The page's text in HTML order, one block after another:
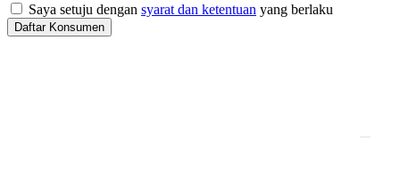
Saya setuju dengan syarat dan ketentuan yang berlaku
Daftar Konsumen